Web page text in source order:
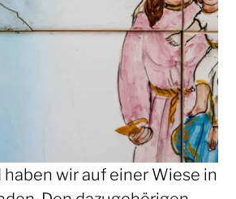
haben wir auf einer Wiese in